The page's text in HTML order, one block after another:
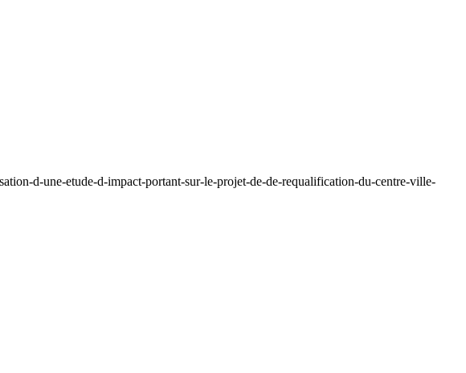
d-une-etude-d-impact-portant-sur-le-projet-de-de-requalification-du-centre-ville-